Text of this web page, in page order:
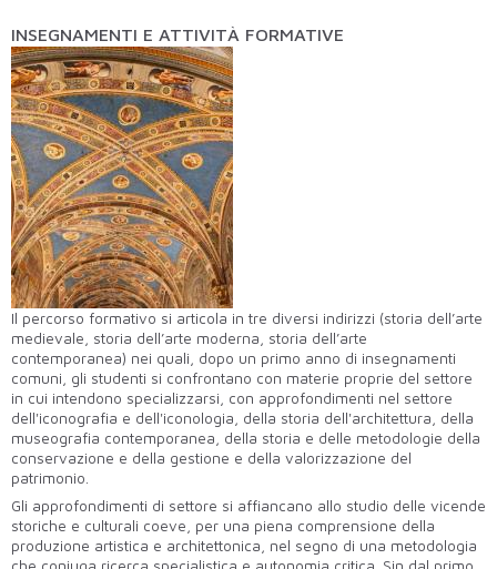
INSEGNAMENTI E ATTIVITÀ FORMATIVE
Il percorso formativo si articola in tre diversi indirizzi (storia dell’arte
medievale, storia dell’arte moderna, storia dell’arte
contemporanea) nei quali, dopo un primo anno di insegnamenti
comuni, gli studenti si confrontano con materie proprie del settore
in cui intendono specializzarsi, con approfondimenti nel settore
dell'iconografia e dell'iconologia, della storia dell'architettura, della
museografia contemporanea, della storia e delle metodologie della
conservazione e della gestione e della valorizzazione del
patrimonio.
Gli approfondimenti di settore si affiancano allo studio delle vicende
storiche e culturali coeve, per una piena comprensione della
produzione artistica e architettonica, nel segno di una metodologia
che coniuga ricerca specialistica e autonomia critica. Sin dal primo